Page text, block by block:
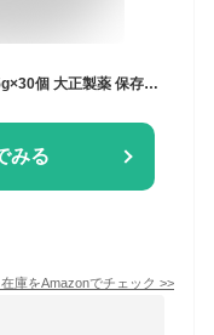
リポビタンキッズゼリー オレンジ風味 125g×30個 大正製薬 保存料・酸化防止剤不使用 アレルゲン(28品目)不使用 カルシウム・ビタミンB群・ブドウ糖配合
みる
庫をAmazonでチェック >>